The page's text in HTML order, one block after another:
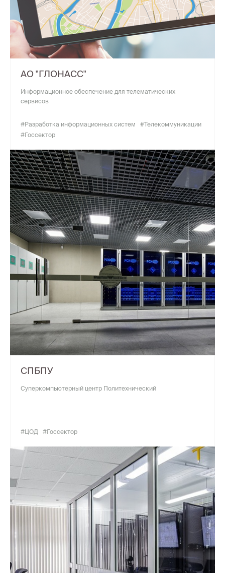
АО "ГЛОНАСС"
Информационное обеспечение для телематических
сервисов
#Разработка информационных систем
#Телекоммуникации
#Госсектор
СПБПУ
Суперкомпьютерный центр Политехнический
#ЦОД #Госсектор